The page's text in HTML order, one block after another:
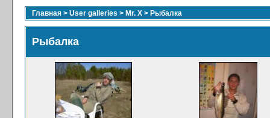
Главная > User galleries > Mr. X > Рыбалка
Рыбалка